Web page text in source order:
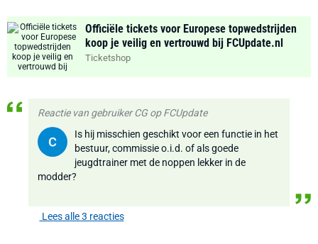
Officiële tickets voor Europese topwedstrijden
koop je veilig en vertrouwd bij FCUpdate.nl
Ticketshop
Reactie van gebruiker CG op FCUpdate
Is hij misschien geschikt voor een functie in het
bestuur, commissie o.i.d. of als goede
jeugdtrainer met de noppen lekker in de
modder?
Lees alle 3 reacties